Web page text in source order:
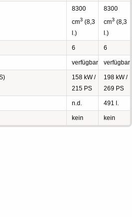
8300
cm3 (8,3
l.)
8300
cm3 (8,3
l.)
6 6
verfügbar verfügbar
158 kW /
215 PS
198 kW /
269 PS
n.d. 491 l.
kein kein